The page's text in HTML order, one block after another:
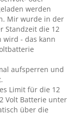
werden
Mir wurde in der
Standzeit die 12
wird - das kann
aufsperren und
Limit für die 12
Volt Batterie unter
über die